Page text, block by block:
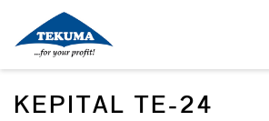
KEPITAL TE-24